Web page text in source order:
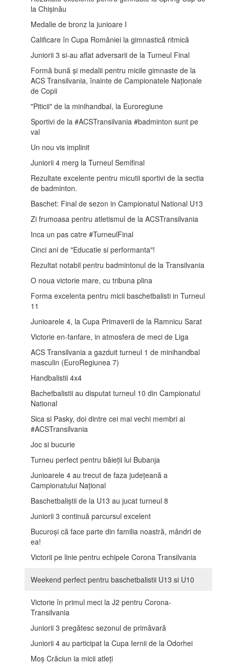
la Chișinău
Medalie de bronz la junioare I
Calificare în Cupa României la gimnastică ritmică
Juniorii 3 si-au aflat adversarii de la Turneul Final
Formă bună și medalii pentru micile gimnaste de la
ACS Transilvania, înainte de Campionatele Naționale
de Copii
"Piticii" de la minihandbal, la Euroregiune
Sportivi de la #ACSTransilvania #badminton sunt pe
val
Un nou vis implinit
Juniorii 4 merg la Turneul Semifinal
Rezultate excelente pentru micutii sportivi de la sectia
de badminton.
Baschet: Final de sezon in Campionatul National U13
Zi frumoasa pentru atletismul de la ACSTransilvania
Inca un pas catre #TurneulFinal
Cinci ani de "Educatie si performanta"!
Rezultat notabil pentru badmintonul de la Transilvania
O noua victorie mare, cu tribuna plina
Forma excelenta pentru micii baschetbalisti in Turneul
11
Junioarele 4, la Cupa Primaverii de la Ramnicu Sarat
Victorie en-fanfare, in atmosfera de meci de Liga
ACS Transilvania a gazduit turneul 1 de minihandbal
masculin (EuroRegiunea 7)
Handbalistii 4x4
Bachetbalistii au disputat turneul 10 din Campionatul
National
Sica si Pasky, doi dintre cei mai vechi membri ai
#ACSTransilvania
Joc si bucurie
Turneu perfect pentru băieții lui Bubanja
Junioarele 4 au trecut de faza județeană a
Campionatului Național
Baschetbaliștii de la U13 au jucat turneul 8
Juniorii 3 continuă parcursul excelent
Bucuroși că face parte din familia noastră, mândri de
ea!
Victorii pe linie pentru echipele Corona Transilvania
Weekend perfect pentru baschetbalistii U13 si U10
Victorie în primul meci la J2 pentru Corona-
Transilvania
Juniorii 3 pregătesc sezonul de primăvară
Juniorii 4 au participat la Cupa Iernii de la Odorhei
Moș Crăciun la micii atleți